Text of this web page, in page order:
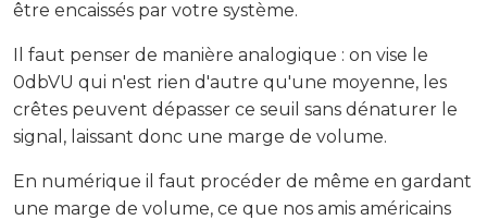
être encaissés par votre système.
Il faut penser de manière analogique : on vise le
0dbVU qui n'est rien d'autre qu'une moyenne, les
crêtes peuvent dépasser ce seuil sans dénaturer le
signal, laissant donc une marge de volume.
En numérique il faut procéder de même en gardant
une marge de volume, ce que nos amis américains